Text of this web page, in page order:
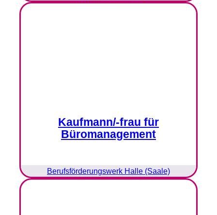
Kaufmann/-frau für
Büromanagement
Berufsförderungswerk Halle (Saale)